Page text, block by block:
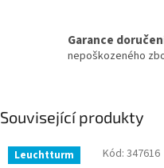
Garance
nepoškozeného
Související produkty
Leuchtturm Kód: 347616